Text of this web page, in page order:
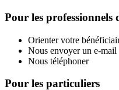
Pour les professionnels
Orienter votre
Nous envoyer un e-mail
Nous téléphoner
Pour les particuliers